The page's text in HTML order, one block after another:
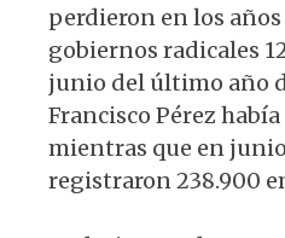
perdieron en los años
gobiernos radicales
junio del último año
Francisco Pérez
mientras que en
registraron 238.900